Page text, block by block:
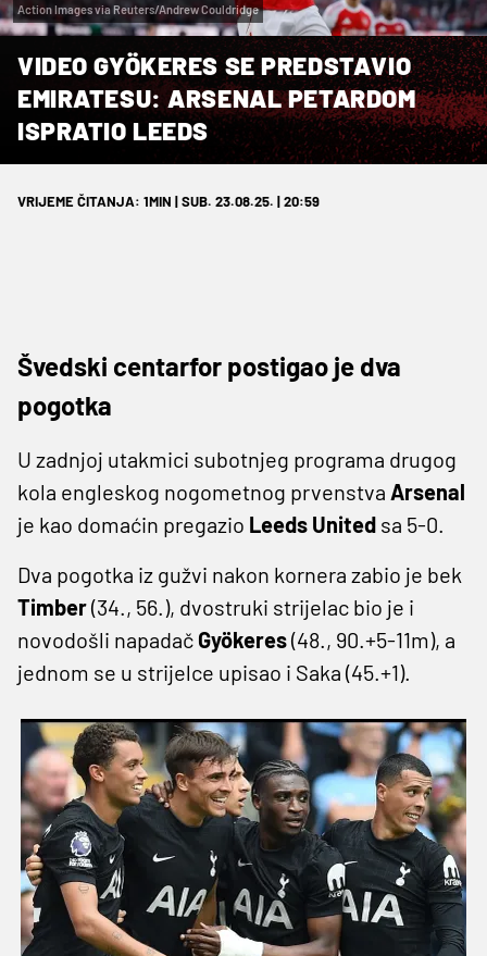
Action Images via Reuters/Andrew Couldridge
VIDEO GYÖKERES SE PREDSTAVIO
EMIRATESU: ARSENAL PETARDOM
ISPRATIO LEEDS
VRIJEME ČITANJA: 1MIN | SUB. 23.08.25. | 20:59
Švedski centarfor postigao je dva
pogotka
U zadnjoj utakmici subotnjeg programa drugog
kola engleskog nogometnog prvenstva Arsenal
je kao domaćin pregazio Leeds United sa 5-0.
Dva pogotka iz gužvi nakon kornera zabio je bek
Timber(34., 56.), dvostruki strijelac bio je i
novodošli napadač Gyökeres(48., 90.+5-11m), a
jednom se u strijelce upisao i Saka (45.+1).